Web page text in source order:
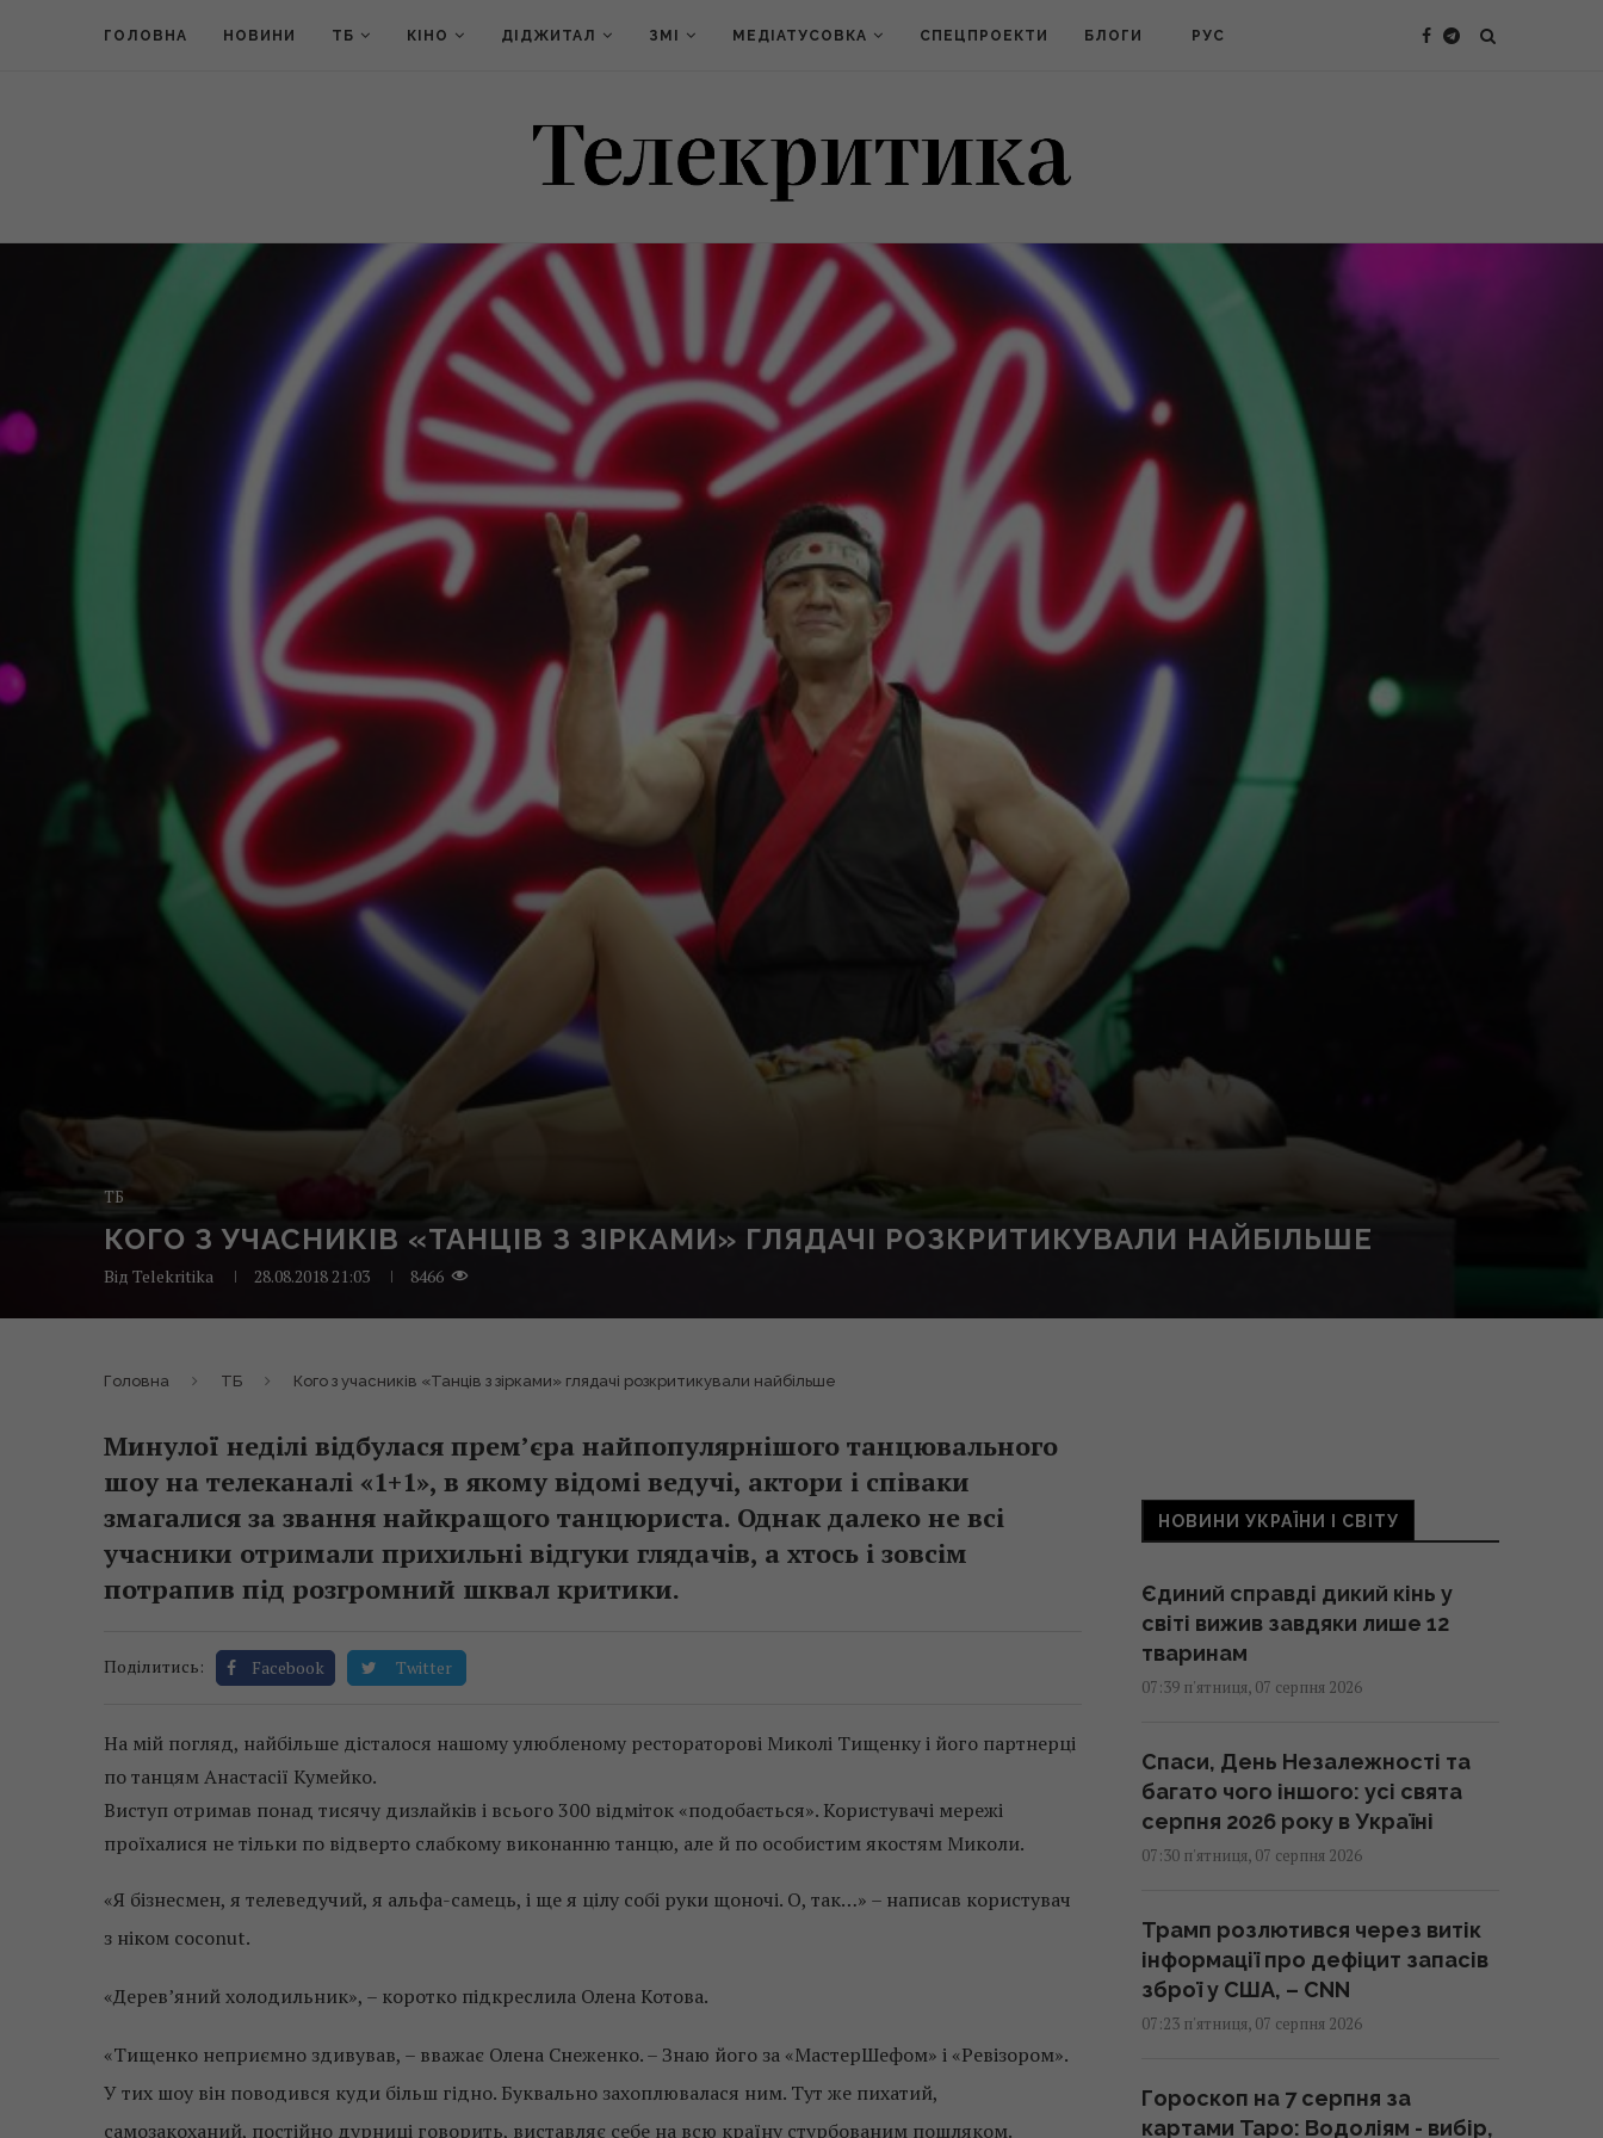
ГОЛОВНА НОВИНИ ТБ КІНО ДІДЖИТАЛ ЗМІ МЕДІАТУСОВКА СПЕЦПРОЕКТИ БЛОГИ РУС
ТБ
КОГО З УЧАСНИКІВ «ТАНЦІВ З ЗІРКАМИ» ГЛЯДАЧІ РОЗКРИТИКУВАЛИ НАЙБІЛЬШЕ
Від Telekritika 28.08.2018 21:03 8466
Головна ТБ Кого з учасників «Танців з зірками» глядачі розкритикували найбільше
Минулої неділі відбулася прем’єра найпопулярнішого танцювального
шоу на телеканалі «1+1», в якому відомі ведучі, актори і співаки
змагалися за звання найкращого танцюриста. Однак далеко не всі
учасники отримали прихильні відгуки глядачів, а хтось і зовсім
потрапив під розгромний шквал критики.
Поділитись: Facebook Twitter
На мій погляд, найбільше дісталося нашому улюбленому рестораторові Миколі Тищенку і його партнерці
по танцям Анастасії Кумейко.
Виступ отримав понад тисячу дизлайків і всього 300 відміток «подобається». Користувачі мережі
проїхалися не тільки по відверто слабкому виконанню танцю, але й по особистим якостям Миколи.
«Я бізнесмен, я телеведучий, я альфа-самець, і ще я цілу собі руки щоночі. О, так…» – написав користувач
з ніком coconut.
«Дерев’яний холодильник», – коротко підкреслила Олена Котова.
«Тищенко неприємно здивував, – вважає Олена Снеженко. – Знаю його за «МастерШефом» і «Ревізором».
У тих шоу він поводився куди більш гідно. Буквально захоплювалася ним. Тут же пихатий,
самозакоханий, постійно дурниці говорить, виставляє себе на всю країну стурбованим пошляком.
НОВИНИ УКРАЇНИ І СВІТУ
Єдиний справді дикий кінь у
світі вижив завдяки лише 12
тваринам
07:39 п'ятниця, 07 серпня 2026
Спаси, День Незалежності та
багато чого іншого: усі свята
серпня 2026 року в Україні
07:30 п'ятниця, 07 серпня 2026
Трамп розлютився через витік
інформації про дефіцит запасів
зброї у США, – CNN
07:23 п'ятниця, 07 серпня 2026
Гороскоп на 7 серпня за
картами Таро: Водоліям - вибір,